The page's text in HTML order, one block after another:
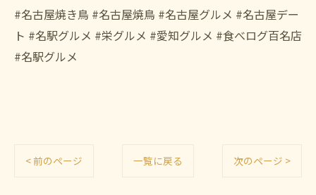
#名古屋焼き鳥 #名古屋焼鳥 #名古屋グルメ #名古屋デー
ト #名駅グルメ #栄グルメ #愛知グルメ #食べログ百名店
#名駅グルメ
< 前のページ 一覧に戻る 次のページ >